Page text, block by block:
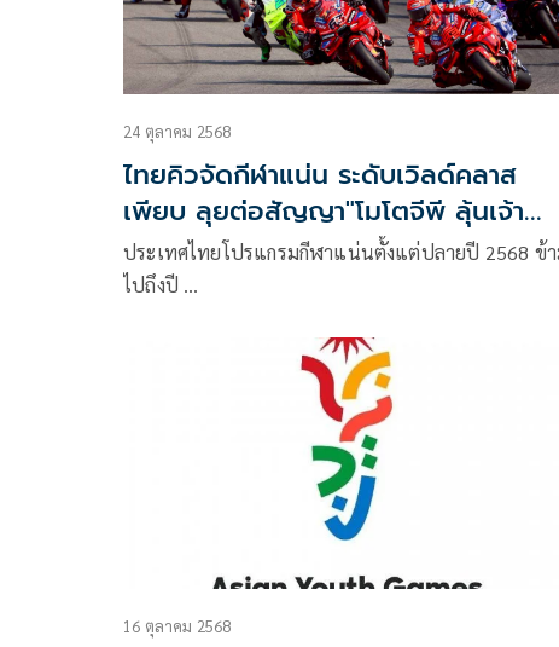
จะมีค่าลิขสิทธิ์เพิ่มขึ้นแต่เมื่อเทียบกับประเทศอื่น ถือว่า
ราคาไม่สูงและคุ้มค่าที่สุด หาก ครม.เห็นชอบ กกท.จะเร่ง
ดึงภาคเอกชนเข้ามาร่วมจัดงานอย่างเป็นรูปธรรมทันที
อีเวนต์ที่สร้างประโยชน์สูงสุดแก่ประเทศชาติ
24 ตุลาคม 2568
ไทยคิวจัดกีฬาแน่น ระดับเวิลด์คลาส
เพียบ ลุยต่อสัญญา"โมโตจีพี ลุ้นเจ้า
ภาพยูธอลป.
ประเทศไทยโปรแกรมกีฬาแน่นตั้งแต่ปลายปี 2568 ข้
ไปถึงปี …
16 ตุลาคม 2568